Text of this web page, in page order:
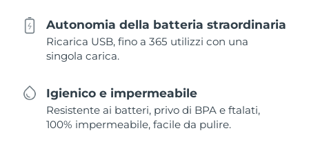
Autonomia della batteria straordinaria
Ricarica USB, fino a 365 utilizzi con una
singola carica.
Igienico e impermeabile
Resistente ai batteri, privo di BPA e ftalati,
100% impermeabile, facile da pulire.